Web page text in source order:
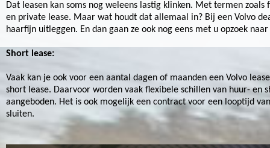
Dat leasen kan soms nog weleens lastig klinken. Met termen
en private lease. Maar wat houdt dat allemaal in? Bij een Volvo
haarfijn uitleggen. En dan gaan ze ook nog eens met u opzoek
Short lease:
Vaak kan je ook voor een aantal dagen of maanden een Volvo
short lease. Daarvoor worden vaak flexibele schillen van huur- en
aangeboden. Het is ook mogelijk een contract voor een looptijd
sluiten.